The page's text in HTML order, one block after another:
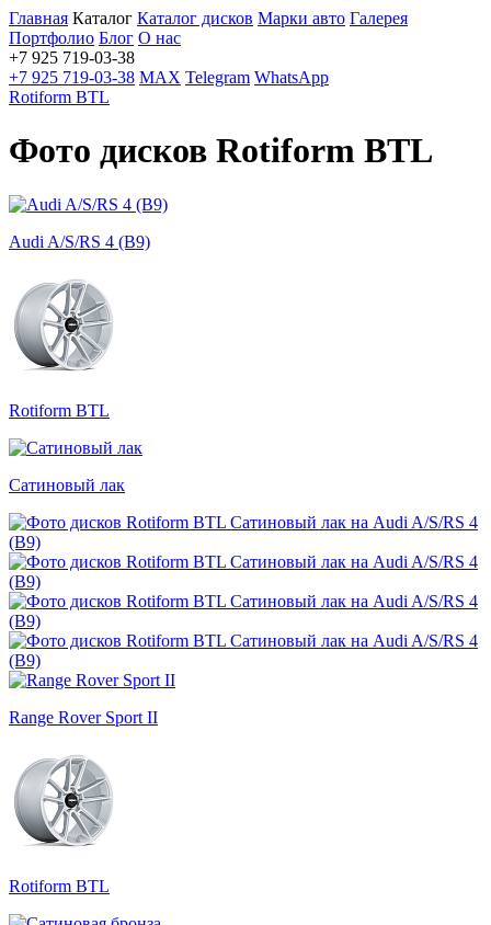
Главная Каталог Каталог дисков Марки авто Галерея
Портфолио Блог О нас
+7 925 719-03-38
+7 925 719-03-38 MAX Telegram WhatsApp
Rotiform BTL
Фото дисков Rotiform BTL
Audi A/S/RS 4 (B9)
Rotiform BTL
Сатиновый лак
Range Rover Sport II
Rotiform BTL